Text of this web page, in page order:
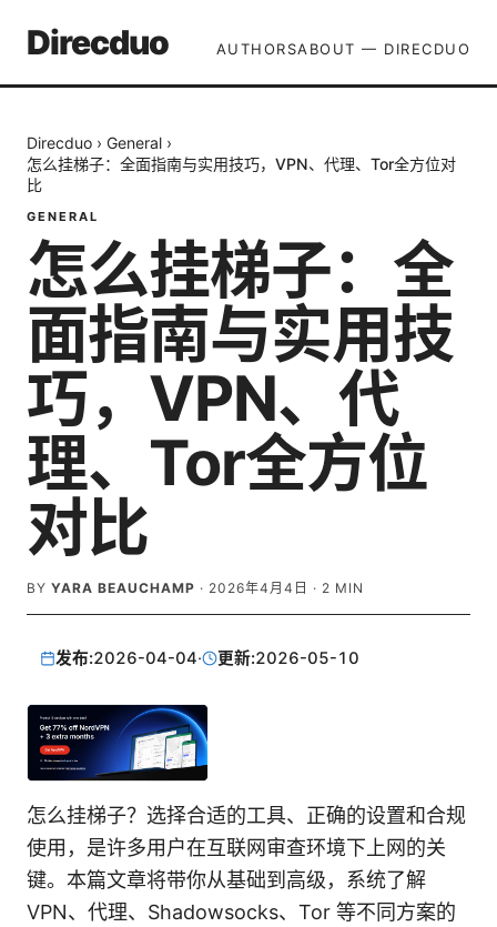
Direcduo AUTHORSABOUT — DIRECDUO
Direcduo › General ›
怎么挂梯子：全面指南与实用技巧，VPN、代理、Tor全方位对
比
GENERAL
怎么挂梯子：全
面指南与实用技
巧，VPN、代
理、Tor全方位
对比
BY YARA BEAUCHAMP · 2026年4月4日 · 2 MIN
发布:2026-04-04· 更新:2026-05-10
怎么挂梯子？选择合适的工具、正确的设置和合规
使用，是许多用户在互联网审查环境下上网的关
键。本篇文章将带你从基础到高级，系统了解
VPN、代理、Shadowsocks、Tor 等不同方案的